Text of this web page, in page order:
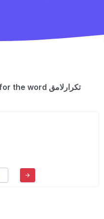
The entry is a dictionary list for the word تكرارلامق